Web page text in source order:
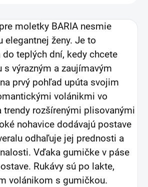
moletky BARIA nesmie
elegantnej ženy. Je to
teplých dní, kedy chcete
výrazným a zaujímavým
prvý pohľad upúta svojim
volánikmi vo
trendy rozšírenými plisovanými
nohavice dodávajú postave
odhaľuje jej prednosti a
Vďaka gumičke v páse
Rukávy sú po lakte,
volánikom s gumičkou.